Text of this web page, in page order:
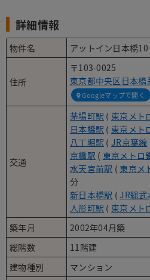
詳細情報
物件名 アットイン日本橋10
住所
〒103-0025
東京都中央区日本橋
Googleマップで開く
交通
茅場町駅 ( 東京メト
日本橋駅 ( 東京メト
八丁堀駅 ( JR京葉線
京橋駅 ( 東京メトロ
水天宮前駅 ( 東京メ
分
新日本橋駅 (JR総武
人形町駅 ( 東京メト
築年月
2002年04月築
総階数
11階建
建物種別
マンション